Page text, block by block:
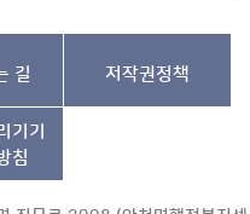
길 저작권정책
기기
침